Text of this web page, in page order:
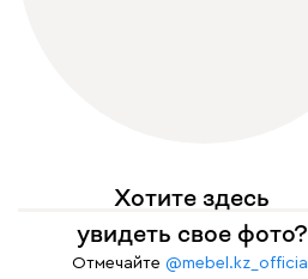
Хотите здесь
увидеть свое фото?
Отмечайте @mebel.kz_official